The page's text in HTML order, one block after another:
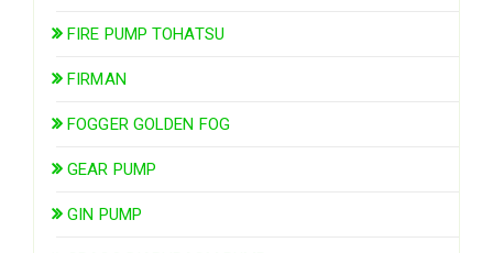
FIRE PUMP TOHATSU
FIRMAN
FOGGER GOLDEN FOG
GEAR PUMP
GIN PUMP